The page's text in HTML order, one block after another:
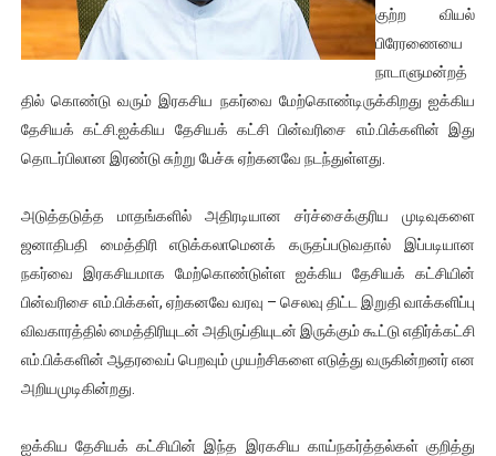
தடுப்பூசியை பெற்றுக் கொள்ளக் கூடிய இடங்கள்...
சிறுமியை பாலியல் வன்கொடுமை செய்த முதியவருக்கு
பிரபல நடிகை தூக்கிட்டு தற்கொலை!
வடிவேலுவுக்கு நீதிமன்றம் விதித்துள்ள அதிரடி உத்தரவு!
தியாகதீபம் லெப்.கேணல் திலீபன், கேணல் சங்கர் ஆகியோரின்
ஐ.நா முன்றலில் சீரற்ற காலநிலையிலும் தமிழின அழிப்பிற்கு
இளையராஜா – கமல் அவசர சந்திப்பு (படங்கள், விடியோ)
ஜனாதிபதி ஐக்கிய நாடுகளின் பொதுச் சபை கூட்டத்தில் இன்று
குற்ற வியல்
பிரேரணையை
நாடாளுமன்றத்
தில் கொண்டு வரும் இரகசிய நகர்வை மேற்கொண்டிருக்கிறது ஐக்கிய
தேசியக் கட்சி.ஐக்கிய தேசியக் கட்சி பின்வரிசை எம்.பிக்களின் இது
தொடர்பிலான இரண்டு சுற்று பேச்சு ஏற்கனவே நடந்துள்ளது.
அடுத்தடுத்த மாதங்களில் அதிரடியான சர்ச்சைக்குரிய முடிவுகளை
ஜனாதிபதி மைத்திரி எடுக்கலாமெனக் கருதப்படுவதால் இப்படியான
நகர்வை இரகசியமாக மேற்கொண்டுள்ள ஐக்கிய தேசியக் கட்சியின்
பின்வரிசை எம்.பிக்கள், ஏற்கனவே வரவு – செலவு திட்ட இறுதி வாக்களிப்பு
விவகாரத்தில் மைத்திரியுடன் அதிருப்தியுடன் இருக்கும் கூட்டு எதிர்க்கட்சி
எம்.பிக்களின் ஆதரவைப் பெறவும் முயற்சிகளை எடுத்து வருகின்றனர் என
அறியமுடிகின்றது.
ஐக்கிய தேசியக் கட்சியின் இந்த இரகசிய காய்நகர்த்தல்கள் குறித்து